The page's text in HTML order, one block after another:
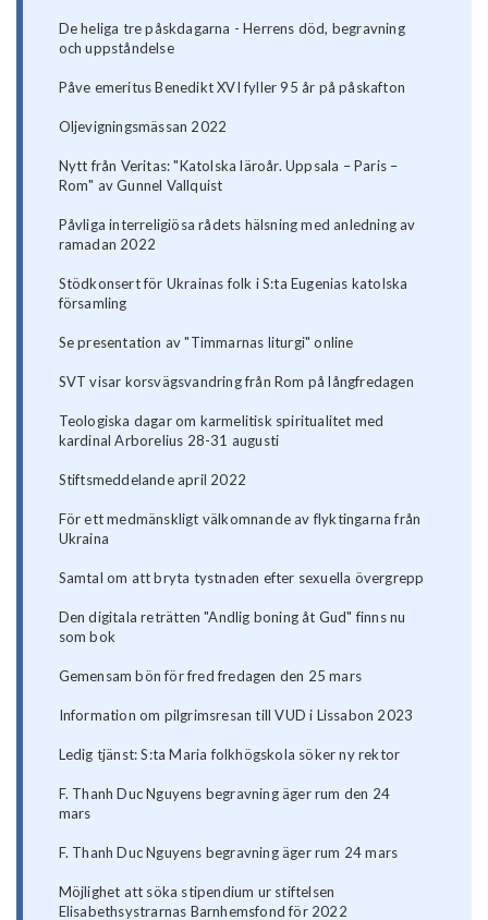
De heliga tre påskdagarna - Herrens död, begravning
och uppståndelse
Påve emeritus Benedikt XVI fyller 95 år på påskafton
Oljevigningsmässan 2022
Nytt från Veritas: "Katolska läroår. Uppsala – Paris –
Rom" av Gunnel Vallquist
Påvliga interreligiösa rådets hälsning med anledning av
ramadan 2022
Stödkonsert för Ukrainas folk i S:ta Eugenias katolska
församling
Se presentation av "Timmarnas liturgi" online
SVT visar korsvägsvandring från Rom på långfredagen
Teologiska dagar om karmelitisk spiritualitet med
kardinal Arborelius 28-31 augusti
Stiftsmeddelande april 2022
För ett medmänskligt välkomnande av flyktingarna från
Ukraina
Samtal om att bryta tystnaden efter sexuella övergrepp
Den digitala reträtten "Andlig boning åt Gud" finns nu
som bok
Gemensam bön för fred fredagen den 25 mars
Information om pilgrimsresan till VUD i Lissabon 2023
Ledig tjänst: S:ta Maria folkhögskola söker ny rektor
F. Thanh Duc Nguyens begravning äger rum den 24
mars
F. Thanh Duc Nguyens begravning äger rum 24 mars
Möjlighet att söka stipendium ur stiftelsen
Elisabethsystrarnas Barnhemsfond för 2022